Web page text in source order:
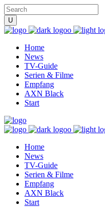
Home
News
TV-Guide
Serien & Filme
Empfang
AXN Black
Start
Home
News
TV-Guide
Serien & Filme
Empfang
AXN Black
Start